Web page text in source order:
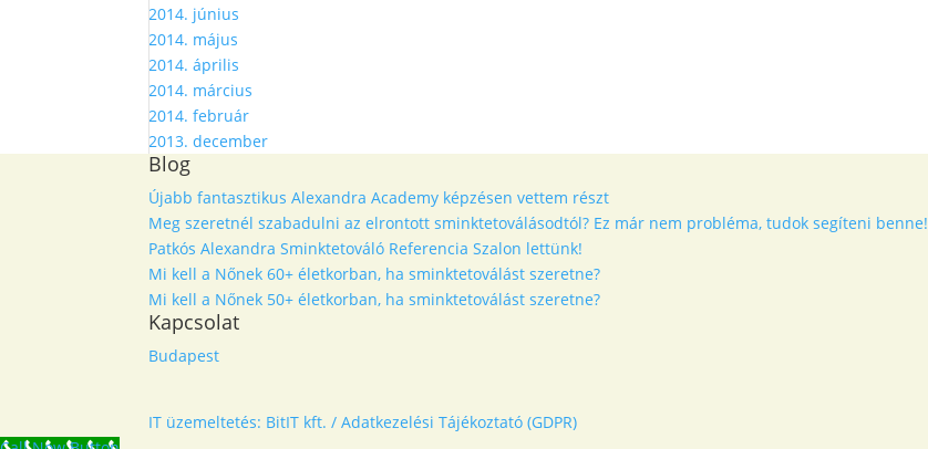
2014. június
2014. május
2014. április
2014. március
2014. február
2013. december
Blog
Újabb fantasztikus Alexandra Academy képzésen vettem részt
Meg szeretnél szabadulni az elrontott sminktetoválásodtól? Ez már nem probléma, tudok segíteni benne!
Patkós Alexandra Sminktetováló Referencia Szalon lettünk!
Mi kell a Nőnek 60+ életkorban, ha sminktetoválást szeretne?
Mi kell a Nőnek 50+ életkorban, ha sminktetoválást szeretne?
Kapcsolat
Budapest
IT üzemeltetés: BitIT kft. / Adatkezelési Tájékoztató (GDPR)